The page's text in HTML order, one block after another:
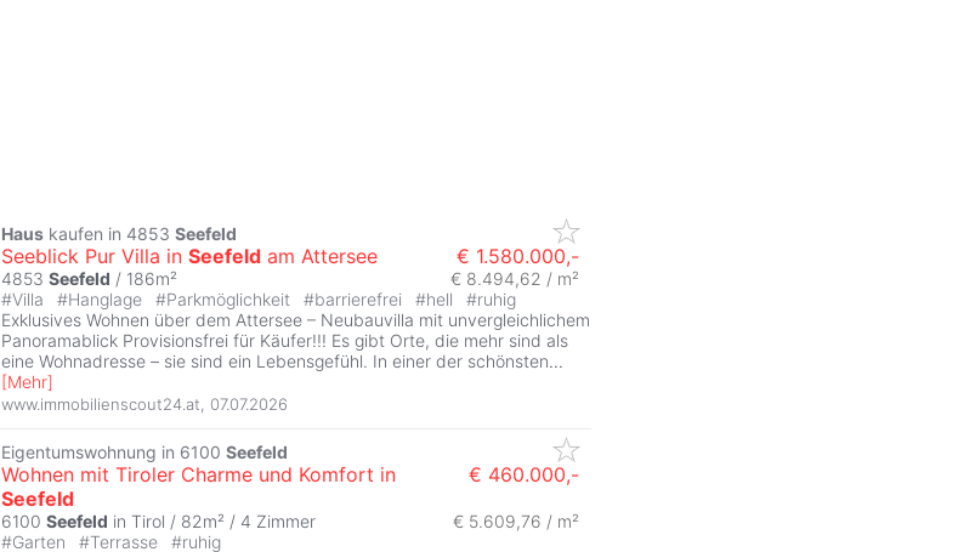
Haus kaufen in 4853 Seefeld
Seeblick Pur Villa in Seefeld am Attersee € 1.580.000,-
4853 Seefeld / 186m²
€ 8.494,62 / m²
#Villa #Hanglage #Parkmöglichkeit #barrierefrei #hell #ruhig
Exklusives Wohnen über dem Attersee – Neubauvilla mit unvergleichlichem
Panoramablick Provisionsfrei für Käufer!!! Es gibt Orte, die mehr sind als
eine Wohnadresse – sie sind ein Lebensgefühl. In einer der schönsten...
[Mehr]
www.immobilienscout24.at 07.07.2026
Eigentumswohnung in 6100 Seefeld
Wohnen mit Tiroler Charme und Komfort in
Seefeld
€ 460.000,-
6100 Seefeld in Tirol / 82m² / 4 Zimmer
€ 5.609,76 / m²
#Garten #Terrasse #ruhig